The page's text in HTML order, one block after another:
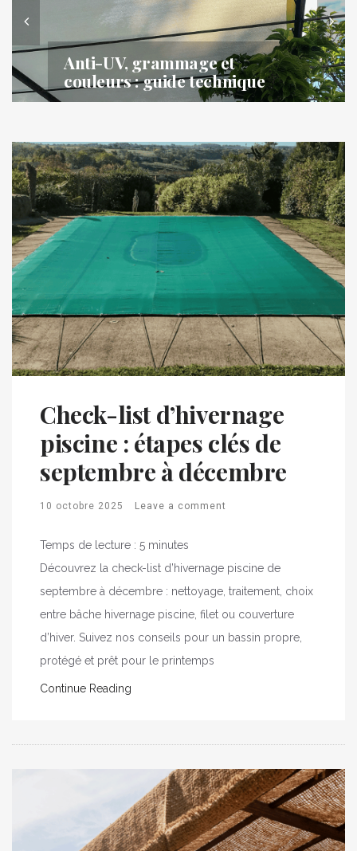
Anti-UV, grammage et
couleurs : guide technique
Check-list d’hivernage
piscine : étapes clés de
septembre à décembre
10 octobre 2025 Leave a comment
Temps de lecture : 5 minutes
Découvrez la check-list d’hivernage piscine de
septembre à décembre : nettoyage, traitement, choix
entre bâche hivernage piscine, filet ou couverture
d’hiver. Suivez nos conseils pour un bassin propre,
protégé et prêt pour le printemps
Continue Reading